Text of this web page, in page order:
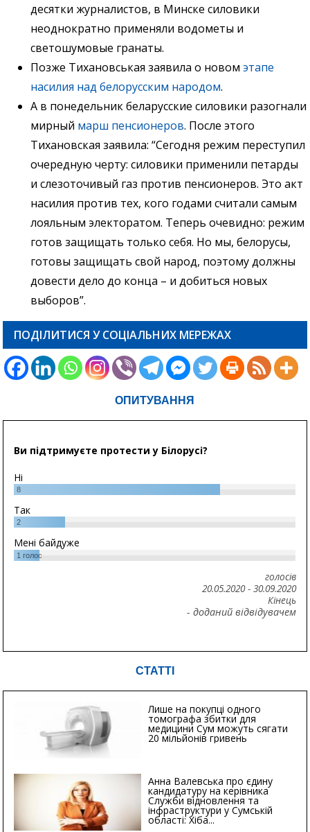
десятки журналистов, в Минске силовики
неоднократно применяли водометы и
светошумовые гранаты.
Позже Тихановськая заявила о новомэтапе
насилия над белорусским народом.
А в понедельник беларусские силовики разогнали
мирный марш пенсионеров. После этого
Тихановская заявила: “Сегодня режим переступил
очередную черту: силовики применили петарды
и слезоточивый газ против пенсионеров. Это акт
насилия против тех, кого годами считали самым
лояльным электоратом. Теперь очевидно: режим
готов защищать только себя. Но мы, белорусы,
готовы защищать свой народ, поэтому должны
довести дело до конца – и добиться новых
выборов”.
ПОДІЛИТИСЯ У СОЦІАЛЬНИХ МЕРЕЖАХ
ОПИТУВАННЯ
Ви підтримуєте протести у Білорусі?
Ні
8
Так
2
Мені байдуже
1 голос
голосів
20.05.2020- 30.09.2020
Кінець
- доданий відвідувачем
СТАТТІ
Лише на покупці одного
томографа збитки для
медицини Сум можуть сягати
20 мільйонів гривень
Анна Валевська про єдину
кандидатуру на керівника
Служби відновлення та
інфраструктури у Сумській
області: Хіба...